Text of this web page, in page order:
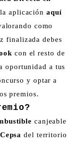
aplicación aquí
como
finalizada debes
con el resto de
oportunidad a tus
y optar a
premios.
canjeable
Cepsa del territorio